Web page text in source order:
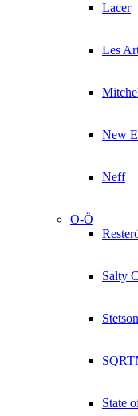
Lacer
Les
New
Neff
O-Ö
Salty
Stetson
State